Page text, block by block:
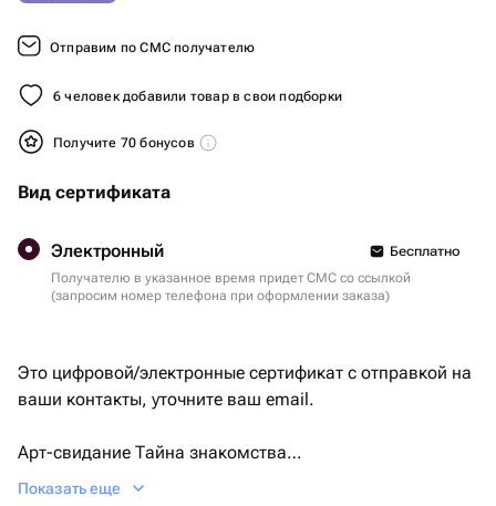
Отправим по СМС получателю
6 человек добавили товар в свои подборки
Получите 70 бонусов
Вид сертификата
Электронный
Бесплатно
Получателю в указанное время придет СМС со ссылкой
(запросим номер телефона при оформлении заказа)
Это цифровой/электронные сертификат с отправкой на
ваши контакты, уточните ваш email.
Арт-свидание Тайна знакомства
Это 2 часа занятия интуитивной живописью под
Показать еще